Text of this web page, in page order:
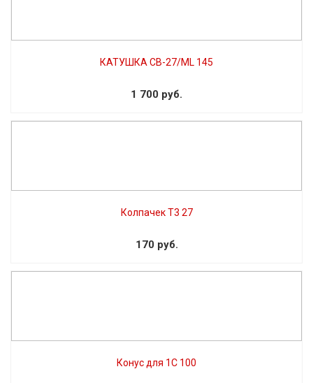
КАТУШКА CB-27/ML 145
1 700 руб.
Колпачек Т3 27
170 руб.
Конус для 1С 100